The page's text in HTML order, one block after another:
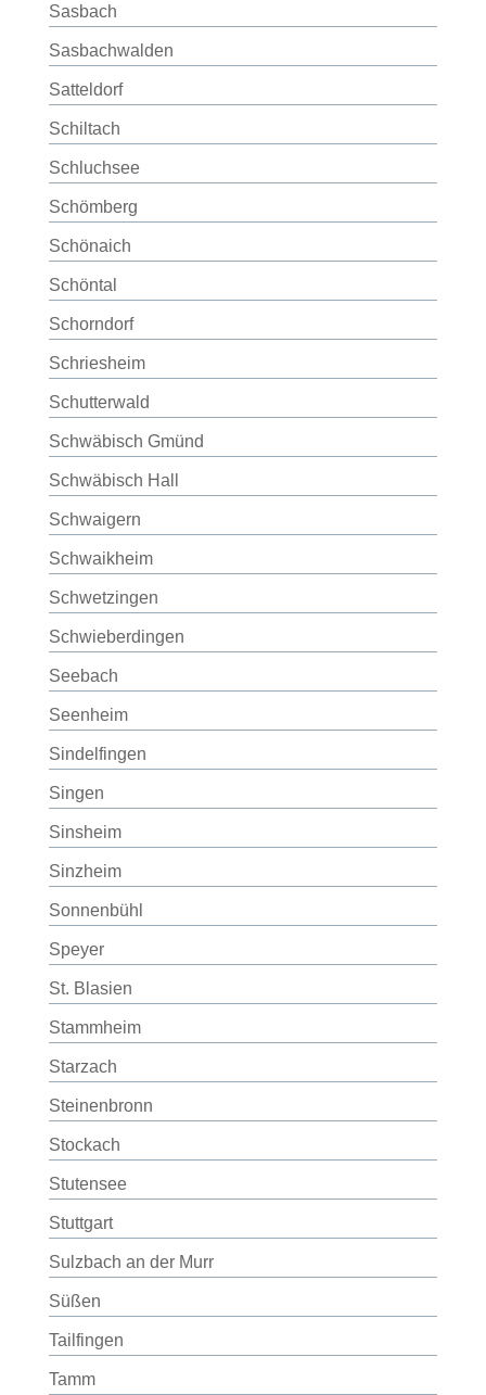
Sasbach
Sasbachwalden
Satteldorf
Schiltach
Schluchsee
Schömberg
Schönaich
Schöntal
Schorndorf
Schriesheim
Schutterwald
Schwäbisch Gmünd
Schwäbisch Hall
Schwaigern
Schwaikheim
Schwetzingen
Schwieberdingen
Seebach
Seenheim
Sindelfingen
Singen
Sinsheim
Sinzheim
Sonnenbühl
Speyer
St. Blasien
Stammheim
Starzach
Steinenbronn
Stockach
Stutensee
Stuttgart
Sulzbach an der Murr
Süßen
Tailfingen
Tamm